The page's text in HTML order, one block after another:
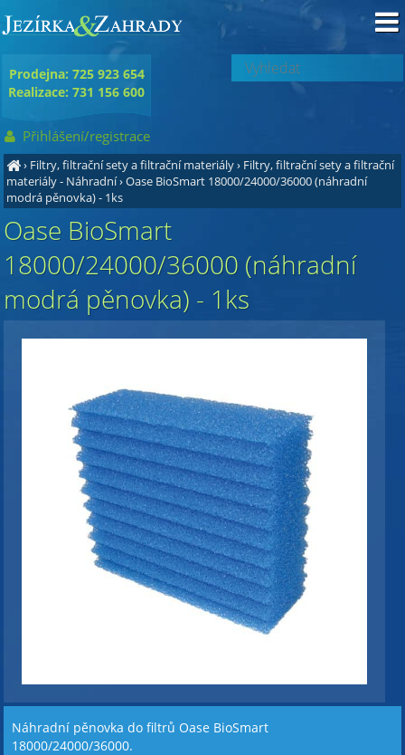
› Filtry, filtrační sety a filtrační materiály› Filtry, filtrační sety a filtrační
materiály - Náhradní›Oase BioSmart 18000/24000/36000 (náhradní
modrá pěnovka) - 1ks
Oase BioSmart
18000/24000/36000 (náhradní
modrá pěnovka) - 1ks
Náhradní pěnovka do filtrů Oase BioSmart
18000/24000/36000.
Prodejna: 725 923 654
Realizace: 731 156 600
Přihlášení/registrace